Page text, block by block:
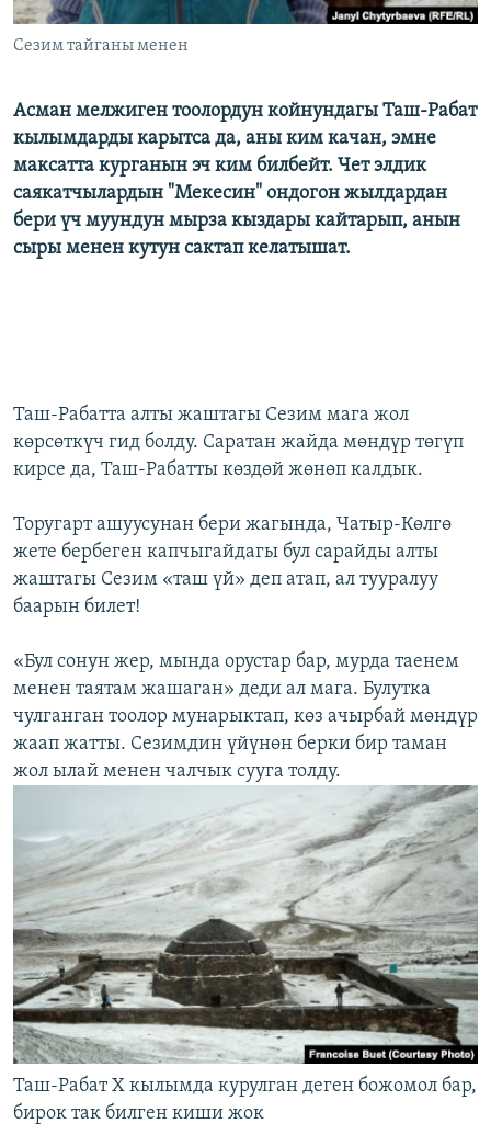
Сезим тайганы менен
Асман мелжиген тоолордун койнундагы Таш-Рабат
кылымдарды карытса да, аны ким качан, эмне
максатта курганын эч ким билбейт. Чет элдик
саякатчылардын "Мекесин" ондогон жылдардан
бери үч муундун мырза кыздары кайтарып, анын
сыры менен кутун сактап келатышат.
Таш-Рабатта алты жаштагы Сезим мага жол
көрсөткүч гид болду. Саратан жайда мөндүр төгүп
кирсе да, Таш-Рабатты көздөй жөнөп калдык.
Торугарт ашуусунан бери жагында, Чатыр-Көлгө
жете бербеген капчыгайдагы бул сарайды алты
жаштагы Сезим «таш үй» деп атап, ал тууралуу
баарын билет!
«Бул сонун жер, мында орустар бар, мурда таенем
менен таятам жашаган» деди ал мага. Булутка
чулганган тоолор мунарыктап, көз ачырбай мөндүр
жаап жатты. Сезимдин үйүнөн берки бир таман
жол ылай менен чалчык сууга толду.
Таш-Рабат X кылымда курулган деген божомол бар,
бирок так билген киши жок